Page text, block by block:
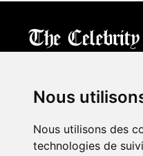
Nous
Nous utilisons des
technologies de
Terms of Use| Privacy|Cookies
À propos